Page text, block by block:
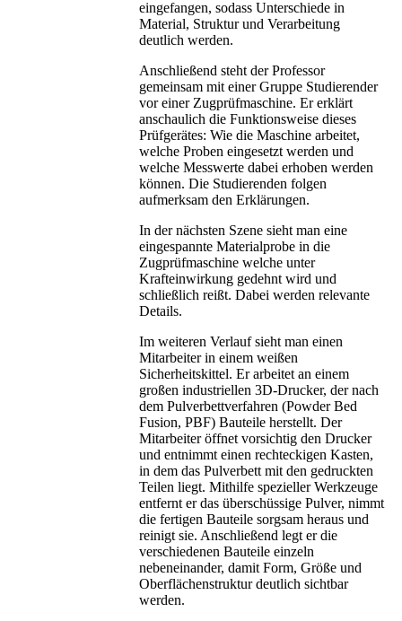
eingefangen, sodass Unterschiede in
Material, Struktur und Verarbeitung
deutlich werden.
Anschließend steht der Professor
gemeinsam mit einer Gruppe Studierender
vor einer Zugprüfmaschine. Er erklärt
anschaulich die Funktionsweise dieses
Prüfgerätes: Wie die Maschine arbeitet,
welche Proben eingesetzt werden und
welche Messwerte dabei erhoben werden
können. Die Studierenden folgen
aufmerksam den Erklärungen.
In der nächsten Szene sieht man eine
eingespannte Materialprobe in die
Zugprüfmaschine welche unter
Krafteinwirkung gedehnt wird und
schließlich reißt. Dabei werden relevante
Details.
Im weiteren Verlauf sieht man einen
Mitarbeiter in einem weißen
Sicherheitskittel. Er arbeitet an einem
großen industriellen 3D-Drucker, der nach
dem Pulverbettverfahren (Powder Bed
Fusion, PBF) Bauteile herstellt. Der
Mitarbeiter öffnet vorsichtig den Drucker
und entnimmt einen rechteckigen Kasten,
in dem das Pulverbett mit den gedruckten
Teilen liegt. Mithilfe spezieller Werkzeuge
entfernt er das überschüssige Pulver, nimmt
die fertigen Bauteile sorgsam heraus und
reinigt sie. Anschließend legt er die
verschiedenen Bauteile einzeln
nebeneinander, damit Form, Größe und
Oberflächenstruktur deutlich sichtbar
werden.